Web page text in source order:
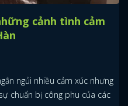
cảnh tình cảm
ngủi nhiều cảm xúc nhưng
chuẩn bị công phu của các